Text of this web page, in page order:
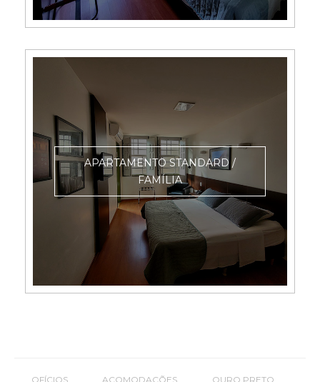
APARTAMENTO STANDARD /
FAMÍLIA
OFÍCIOS ACOMODAÇÕES OURO PRETO